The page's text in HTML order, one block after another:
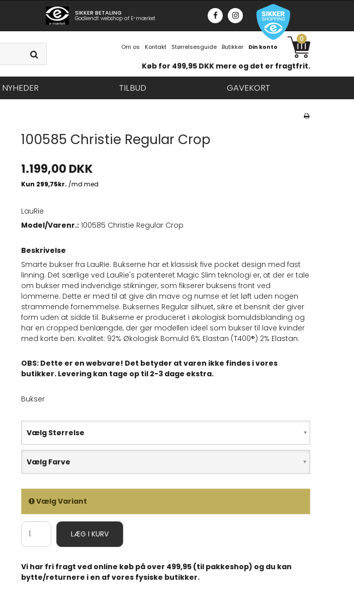
SIKKER BETALING
Godkendt webshop af E-mærket
Om os Kontakt Størrelsesguide Butikker Din konto
0
Køb for 499,95 DKK mere og det er fragtfrit.
NYHEDER TILBUD GAVEKORT
100585 Christie Regular Crop
1.199,00 DKK
LauRie
Model/Varenr.: 100585 Christie Regular Crop
Beskrivelse
Smarte bukser fra LauRie. Bukserne har et klassisk five pocket design med fast
linning. Det særlige ved LauRie's patenteret Magic Slim teknologi er, at der er tale
om bukser med indvendige stikninger, som fikserer buksens front ved
lommerne. Dette er med til at give din mave og numse et let løft uden nogen
strammende fornemmelse. Buksernes Regular silhuet, sikre et bensnit der giver
form uden at sidde til. Bukserne er produceret i økologisk bomuldsblanding og
har en cropped benlængde, der gør modellen ideel som bukser til lave kvinder
med korte ben. Kvalitet: 92% Økologisk Bomuld 6% Elastan (T400®) 2% Elastan.
OBS: Dette er en webvare! Det betyder at varen ikke findes i vores
butikker. Levering kan tage op til 2-3 dage ekstra.
Bukser
Vælg Størrelse
Vælg Farve
Vælg Variant
LÆG I KURV
Vi har fri fragt ved online køb på over 499,95 (til pakkeshop) og du kan
bytte/returnere i en af vores fysiske butikker.